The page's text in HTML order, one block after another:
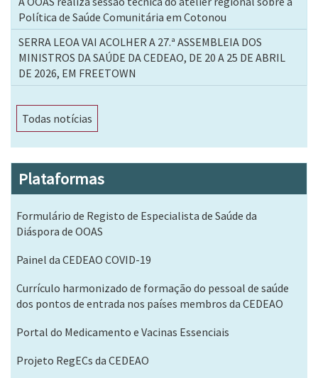
Política de Saúde Comunitária em Cotonou
SERRA LEOA VAI ACOLHER A 27.ª ASSEMBLEIA DOS
MINISTROS DA SAÚDE DA CEDEAO, DE 20 A 25 DE ABRIL
DE 2026, EM FREETOWN
Todas notícias
Plataformas
Formulário de Registo de Especialista de Saúde da
Diáspora de OOAS
Painel da CEDEAO COVID-19
Currículo harmonizado de formação do pessoal de saúde
dos pontos de entrada nos países membros da CEDEAO
Portal do Medicamento e Vacinas Essenciais
Projeto RegECs da CEDEAO